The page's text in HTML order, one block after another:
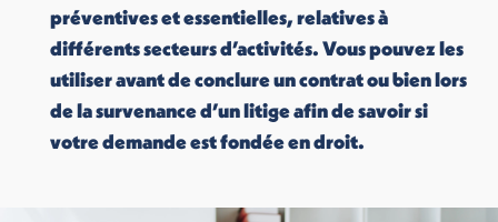
préventives et essentielles, relatives à
différents secteurs d’activités. Vous pouvez les
utiliser avant de conclure un contrat ou bien lors
de la survenance d’un litige afin de savoir si
votre demande est fondée en droit.